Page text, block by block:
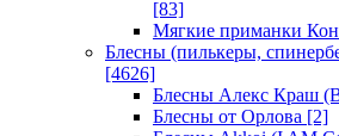
[83]
Мягкие приманки
Блесны (пилькеры,
[4626]
Блесны Алекс Краш
Блесны от Орлова [2]